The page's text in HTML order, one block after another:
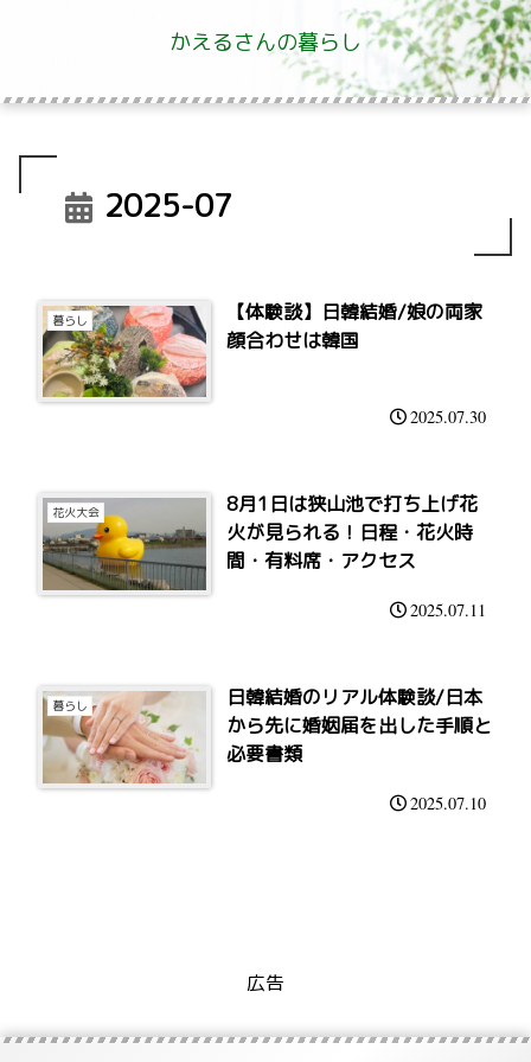
かえるさんの暮らし
2025-07
暮らし
【体験談】日韓結婚/娘の両家
顔合わせは韓国
2025.07.30
花火大会
8月1日は狭山池で打ち上げ花
火が見られる！日程・花火時
間・有料席・アクセス
2025.07.11
暮らし
日韓結婚のリアル体験談/日本
から先に婚姻届を出した手順と
必要書類
2025.07.10
広告